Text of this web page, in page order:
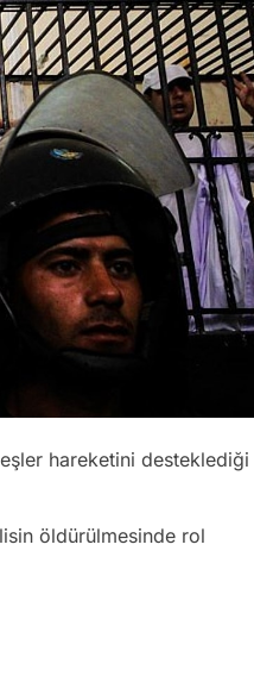
hareketini desteklediği
öldürülmesinde rol